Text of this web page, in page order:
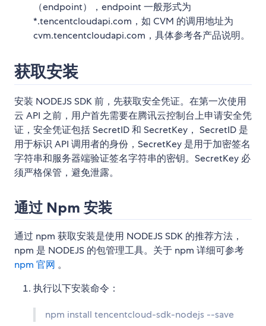
（endpoint），endpoint 一般形式为
*.tencentcloudapi.com，如 CVM 的调用地址为
cvm.tencentcloudapi.com，具体参考各产品说明。
获取安装
安装 NODEJS SDK 前，先获取安全凭证。在第一次使用
云 API 之前，用户首先需要在腾讯云控制台上申请安全凭
证，安全凭证包括 SecretID 和 SecretKey， SecretID 是
用于标识 API 调用者的身份，SecretKey 是用于加密签名
字符串和服务器端验证签名字符串的密钥。SecretKey 必
须严格保管，避免泄露。
通过 Npm 安装
通过 npm 获取安装是使用 NODEJS SDK 的推荐方法，
npm 是 NODEJS 的包管理工具。关于 npm 详细可参考
npm 官网 。
执行以下安装命令：
npm install tencentcloud-sdk-nodejs --save